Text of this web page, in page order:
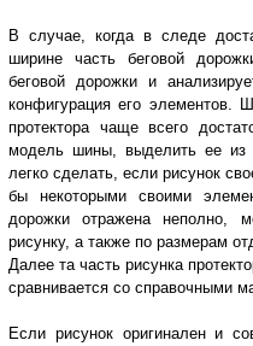
В случае, когда в следе
ширине часть беговой
беговой дорожки и
конфигурация его элементов.
протектора чаще всего
модель шины, выделить ее из
легко сделать, если рисунок
бы некоторыми своими
дорожки отражена неполно,
рисунку, а также по размерам
Далее та часть рисунка
сравнивается со справочными
Если рисунок оригинален и